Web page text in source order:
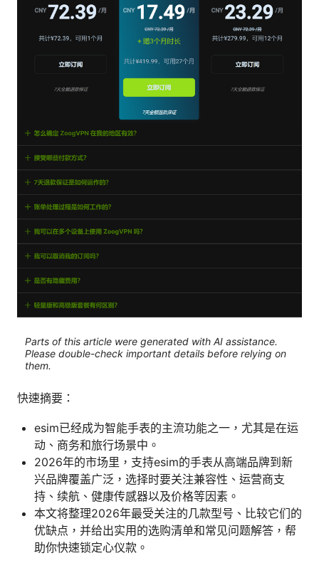
Parts of this article were generated with AI assistance.
Please double-check important details before relying on
them.
快速摘要：
esim已经成为智能手表的主流功能之一，尤其是在运
动、商务和旅行场景中。
2026年的市场里，支持esim的手表从高端品牌到新
兴品牌覆盖广泛，选择时要关注兼容性、运营商支
持、续航、健康传感器以及价格等因素。
本文将整理2026年最受关注的几款型号、比较它们的
优缺点，并给出实用的选购清单和常见问题解答，帮
助你快速锁定心仪款。